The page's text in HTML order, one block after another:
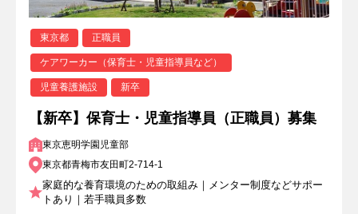
東京都 正職員
ケアワーカー（保育士・児童指導員など）
児童養護施設 新卒
【新卒】保育士・児童指導員（正職員）募集
東京恵明学園児童部
東京都青梅市友田町2-714-1
家庭的な養育環境のための取組み｜メンター制度などサポー
トあり｜若手職員多数